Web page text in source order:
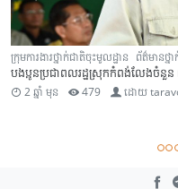
ក្រុមការងារថ្នាក់ជាតិចុះមូលដ្ឋាន ព័ត៌មានថ្ន
បងប្អូនប្រជាពលរដ្ឋស្រុកកំពង់លែងចំនួ
2 ឆ្នាំ មុន 479 ដោយ